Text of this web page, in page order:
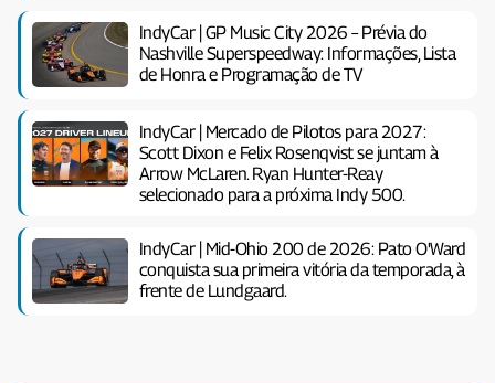
IndyCar | GP Music City 2026 – Prévia do
Nashville Superspeedway: Informações, Lista
de Honra e Programação de TV
IndyCar | Mercado de Pilotos para 2027:
Scott Dixon e Felix Rosenqvist se juntam à
Arrow McLaren. Ryan Hunter-Reay
selecionado para a próxima Indy 500.
IndyCar | Mid-Ohio 200 de 2026: Pato O'Ward
conquista sua primeira vitória da temporada, à
frente de Lundgaard.